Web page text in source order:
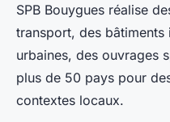
SPB Bouygues réalise
transport, des
urbaines, des ouvrages
plus de 50 pays pour
contextes locaux.